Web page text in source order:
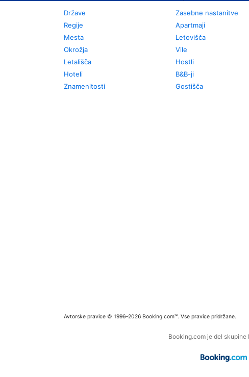
Države
Regije
Mesta
Okrožja
Letališča
Hoteli
Znamenitosti
Zasebne nastanitve
Apartmaji
Letovišča
Vile
Hostli
B&B-ji
Gostišča
Avtorske pravice © 1996–2026 Booking.com™. Vse pravice pridržane.
Booking.com je del